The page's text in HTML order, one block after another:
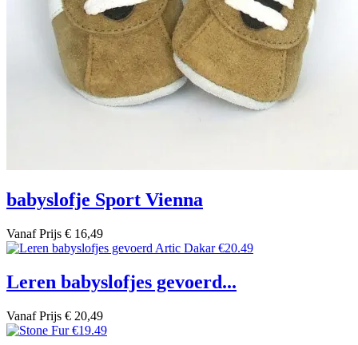
babyslofje Sport Vienna
VanafPrijs € 16,49
Leren babyslofjes gevoerd...
VanafPrijs € 20,49